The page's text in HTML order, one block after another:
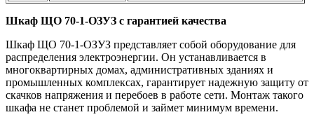
Шкаф ЩО 70-1-ОЗУЗ с гарантией качества
Шкаф ЩО 70-1-ОЗУЗ представляет собой оборудование для
распределения электроэнергии. Он устанавливается в
многоквартирных домах, административных зданиях и
промышленных комплексах, гарантирует надежную защиту от
скачков напряжения и перебоев в работе сети. Монтаж такого
шкафа не станет проблемой и займет минимум времени.